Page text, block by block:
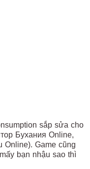
sắp sửa cho
Бухания Online,
Online). Game cũng
bạn nhậu sao thì